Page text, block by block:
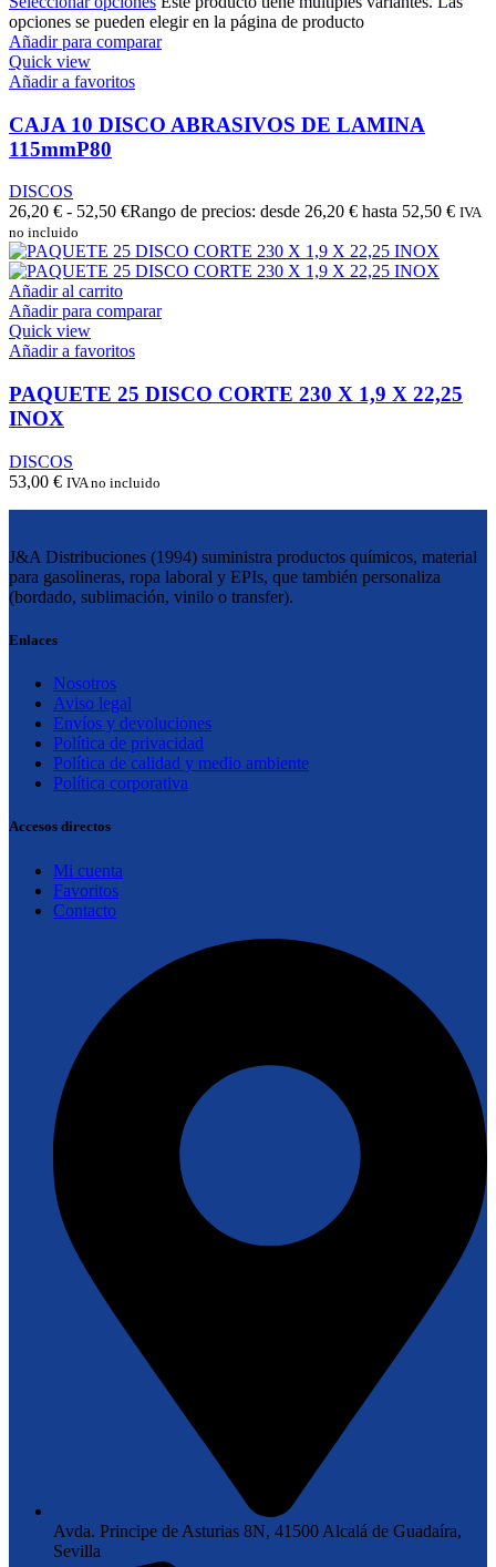
opciones se pueden elegir en la página de producto
Añadir para comparar
Quick view
Añadir a favoritos
CAJA 10 DISCO ABRASIVOS DE LAMINA
115mmP80
DISCOS
26,20 € - 52,50 €Rango de precios: desde 26,20 € hasta 52,50 € IVA
no incluido
Añadir al carrito
Añadir para comparar
Quick view
Añadir a favoritos
PAQUETE 25 DISCO CORTE 230 X 1,9 X 22,25
INOX
DISCOS
53,00 € IVA no incluido
J&A Distribuciones (1994) suministra productos químicos, material
para gasolineras, ropa laboral y EPIs, que también personaliza
(bordado, sublimación, vinilo o transfer).
Enlaces
Nosotros
Aviso legal
Envíos y devoluciones
Política de privacidad
Política de calidad y medio ambiente
Política corporativa
Accesos directos
Mi cuenta
Favoritos
Contacto
Avda. Principe de Asturias 8N, 41500 Alcalá de Guadaíra,
Sevilla